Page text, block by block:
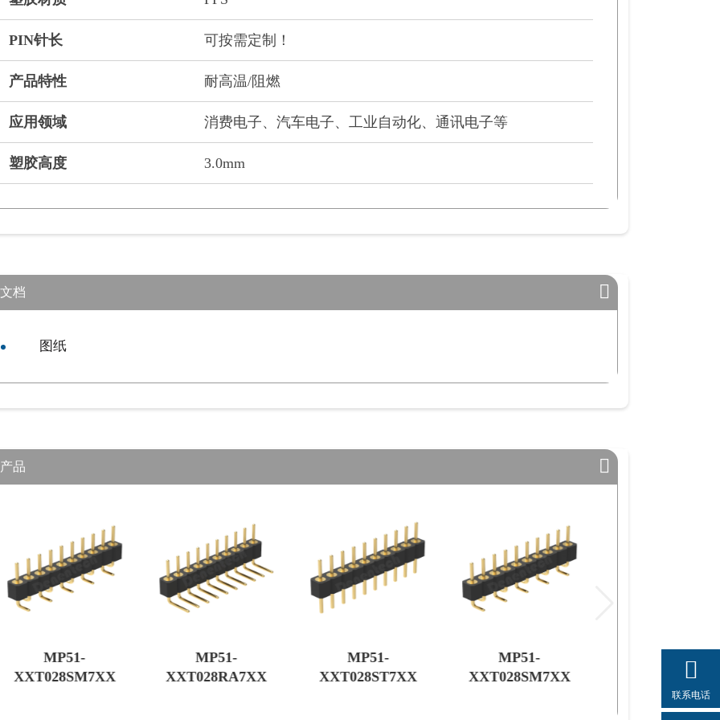
PIN针长 可按需定制！
产品特性 耐高温/阻燃
应用领域 消费电子、汽车电子、工业自动化、通讯电子等
塑胶高度 3.0mm
档
图纸
品
MP51-
XXT028SM7XX
MP51-
XXT028RA7XX
MP51-
XXT028ST7XX
MP51-
XXT028SM7XX
联系电话